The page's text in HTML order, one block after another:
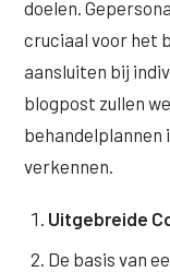
Overmatig zweten
Kaalheid en
Bekijk alle zones →
PRP-behandeling
RRS HA Eyes
Tretinoïne
XL Hair
Alle
doelen.
cruciaal voor het
aansluiten bij
blogpost zullen
behandelplannen
verkennen.
Uitgebreide
De basis van